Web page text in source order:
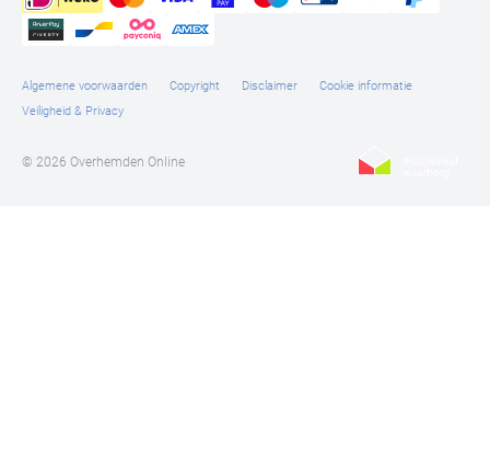
Algemene voorwaarden Copyright Disclaimer
Cookie informatie
Veiligheid & Privacy
© 2026 Overhemden Online